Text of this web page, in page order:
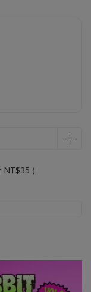
NT$35 )